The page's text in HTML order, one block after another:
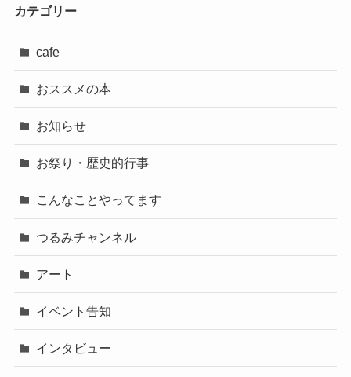
カテゴリー
cafe
おススメの本
お知らせ
お祭り・歴史的行事
こんなことやってます
つるみチャンネル
アート
イベント告知
インタビュー